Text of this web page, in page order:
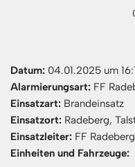
Datum: 04.01.2025 um
Alarmierungsart: FF
Einsatzart: Brandeinsatz
Einsatzort: Radeberg,
Einsatzleiter: FF Radeberg
Einheiten und Fahrzeuge: